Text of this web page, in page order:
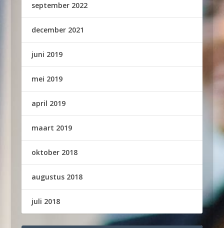
september 2022
december 2021
juni 2019
mei 2019
april 2019
maart 2019
oktober 2018
augustus 2018
juli 2018